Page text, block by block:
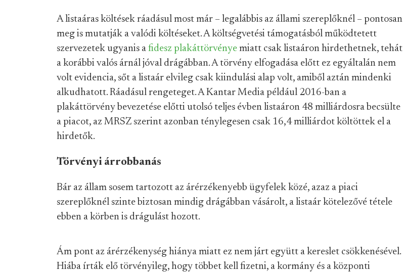
A listaáras költések ráadásul most már – legalábbis az állami szereplőknél – pontosan
meg is mutatják a valódi költéseket. A költségvetési támogatásból működtetett
szervezetek ugyanis a fidesz plakáttörvénye miatt csak listaáron hirdethetnek, tehát
a korábbi valós árnál jóval drágábban. A törvény elfogadása előtt ez egyáltalán nem
volt evidencia, sőt a listaár elvileg csak kiindulási alap volt, amiből aztán mindenki
alkudhatott. Ráadásul rengeteget. A Kantar Media például 2016-ban a
plakáttörvény bevezetése előtti utolsó teljes évben listaáron 48 milliárdosra becsülte
a piacot, az MRSZ szerint azonban ténylegesen csak 16,4 milliárdot költöttek el a
hirdetők.
Törvényi árrobbanás
Bár az állam sosem tartozott az árérzékenyebb ügyfelek közé, azaz a piaci
szereplőknél szinte biztosan mindig drágábban vásárolt, a listaár kötelezővé tétele
ebben a körben is drágulást hozott.
Ám pont az árérzékenység hiánya miatt ez nem járt együtt a kereslet csökkenésével.
Hiába írták elő törvényileg, hogy többet kell fizetni, a kormány és a központi